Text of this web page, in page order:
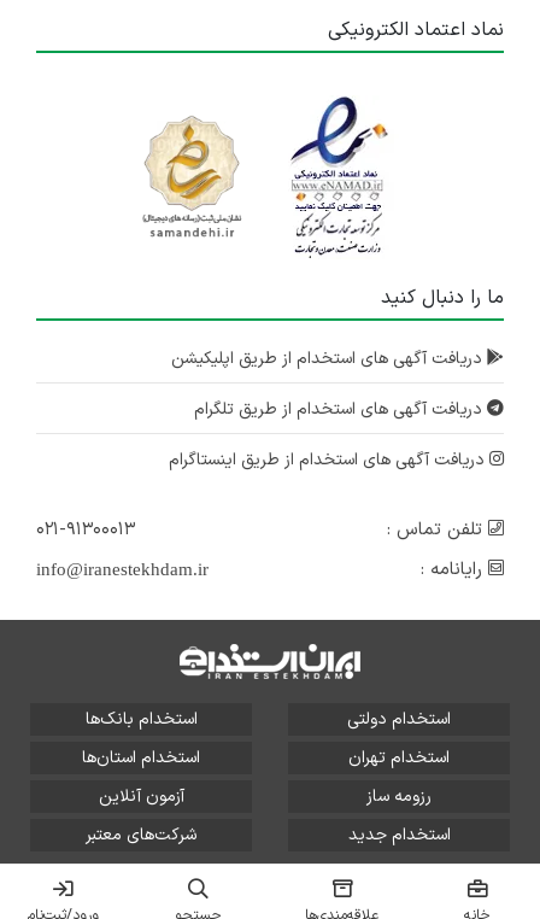
نماد اعتماد الکترونیکی
ما را دنبال کنید
دریافت آگهی های استخدام از طریق اپلیکیشن
دریافت آگهی های استخدام از طریق تلگرام
دریافت آگهی های استخدام از طریق اینستاگرام
تلفن تماس :
۰۲۱-۹۱۳۰۰۰۱۳
رایانامه :
info@iranestekhdam.ir
استخدام دولتی
استخدام بانک‌ها
استخدام تهران
استخدام استان‌ها
رزومه ساز
آزمون آنلاین
استخدام جدید
شرکت‌های معتبر
تمامی حقوق این سایت برای آلتین سیستم محفوظ است و هر
گونه سوءاستفاده از آن پیگرد قانونی دارد.